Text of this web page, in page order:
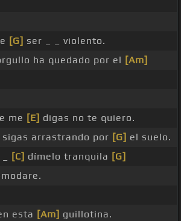
[G] ser _ _ violento.
ha quedado por el [Am]
me [E] digas no te quiero.
sigas arrastrando por [G] el suelo.
[C] dímelo tranquila [G]
esta [Am] guillotina.